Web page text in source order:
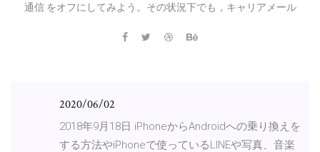
通信 をオフにしてみよう。その状況下でも，キャリアメール
2020/06/02
2018年9月18日 iPhoneからAndroidへの乗り換えを
する方法やiPhoneで使っているLINEや写真、音楽